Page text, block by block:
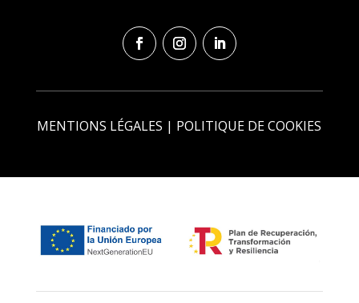
MENTIONS LÉGALES | POLITIQUE DE COOKIES